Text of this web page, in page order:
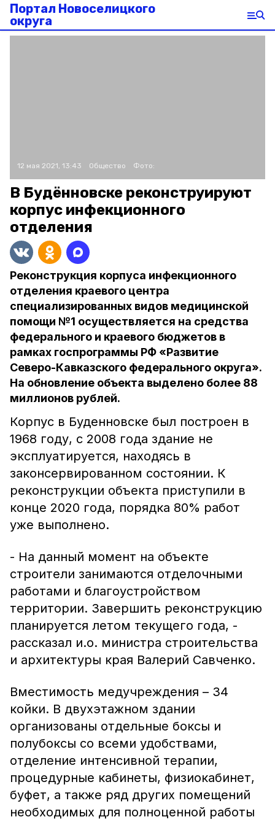
Портал Новоселицкого
округа
12 мая 2021, 13:43 Общество Фото:
В Будённовске реконструируют
корпус инфекционного
отделения
Реконструкция корпуса инфекционного
отделения краевого центра
специализированных видов медицинской
помощи №1 осуществляется на средства
федерального и краевого бюджетов в
рамках госпрограммы РФ «Развитие
Северо-Кавказского федерального округа».
На обновление объекта выделено более 88
миллионов рублей.
Корпус в Буденновске был построен в
1968 году, с 2008 года здание не
эксплуатируется, находясь в
законсервированном состоянии. К
реконструкции объекта приступили в
конце 2020 года, порядка 80% работ
уже выполнено.
- На данный момент на объекте
строители занимаются отделочными
работами и благоустройством
территории. Завершить реконструкцию
планируется летом текущего года, -
рассказал и.о. министра строительства
и архитектуры края Валерий Савченко.
Вместимость медучреждения – 34
койки. В двухэтажном здании
организованы отдельные боксы и
полубоксы со всеми удобствами,
отделение интенсивной терапии,
процедурные кабинеты, физиокабинет,
буфет, а также ряд других помещений
необходимых для полноценной работы